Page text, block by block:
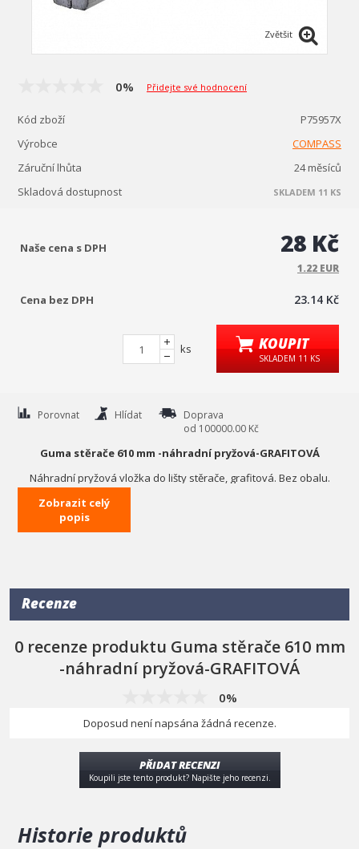
Zvětšit
0% Přidejte své hodnocení
Kód zboží
P75957X
Výrobce
COMPASS
Záruční lhůta
24 měsíců
Skladová dostupnost
SKLADEM 11 KS
Naše cena s DPH 28 Kč
1.22 EUR
Cena bez DPH 23.14 Kč
ks KOUPIT
SKLADEM 11 KS
Porovnat Hlídat
Doprava
od 100000.00 Kč
Guma stěrače 610 mm -náhradní pryžová-GRAFITOVÁ
Náhradní pryžová vložka do lišty stěrače, grafitová. Bez obalu.
Zobrazit celý
popis
Recenze
0 recenze produktu Guma stěrače 610 mm
-náhradní pryžová-GRAFITOVÁ
0%
Doposud není napsána žádná recenze.
PŘIDAT RECENZI
Koupili jste tento produkt? Napište jeho recenzi.
Historie produktů